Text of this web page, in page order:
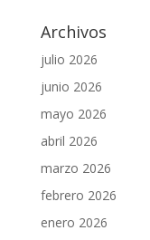
Archivos
julio 2026
junio 2026
mayo 2026
abril 2026
marzo 2026
febrero 2026
enero 2026